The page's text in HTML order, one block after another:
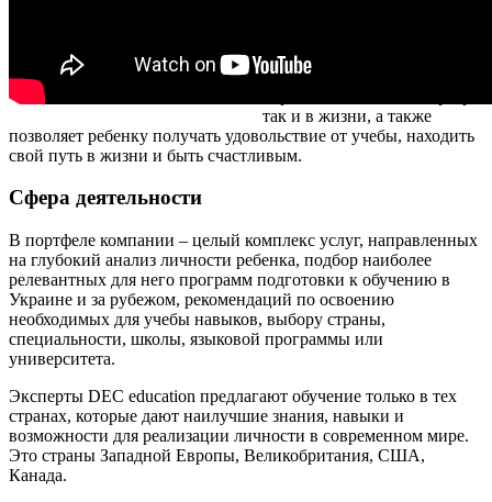
образование, которое
открывает широчайшие
так и в жизни, а также
позволяет ребенку получать удовольствие от учебы, находить
свой путь в жизни и быть счастливым.
Сфера деятельности
В портфеле компании – целый комплекс услуг, направленных
на глубокий анализ личности ребенка, подбор наиболее
релевантных для него программ подготовки к обучению в
Украине и за рубежом, рекомендаций по освоению
необходимых для учебы навыков, выбору страны,
специальности, школы, языковой программы или
университета.
Эксперты DEC education предлагают обучение только в тех
странах, которые дают наилучшие знания, навыки и
возможности для реализации личности в современном мире.
Это страны Западной Европы, Великобритания, США,
Канада.